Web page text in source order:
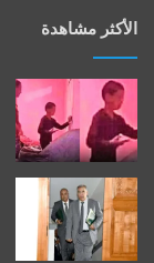
الأكثر مشاهدة